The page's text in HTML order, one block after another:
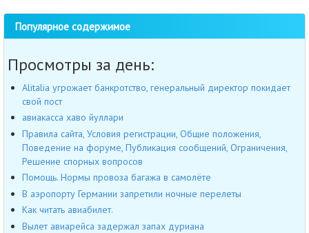
Популярное содержимое
Просмотры за день:
Alitalia угрожает банкротство, генеральный директор покидает
свой пост
авиакасса хаво йуллари
Правила сайта, Условия регистрации, Общие положения,
Поведение на форуме, Публикация сообщений, Ограничения,
Решение спорных вопросов
Помощь. Нормы провоза багажа в самолёте
В аэропорту Германии запретили ночные перелеты
Как читать авиабилет.
Вылет авиарейса задержал запах дуриана